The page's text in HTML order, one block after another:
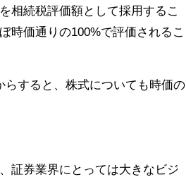
相続税評価額として採用するこ
時価通りの100%で評価されるこ
すると、株式についても時価の
証券業界にとっては大きなビジ